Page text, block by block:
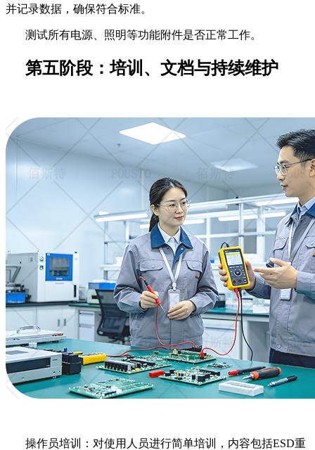
并记录数据，确保符合标准。
测试所有电源、照明等功能附件是否正常工作。
第五阶段：培训、文档与持续维护
操作员培训：对使用人员进行简单培训，内容包括ESD重